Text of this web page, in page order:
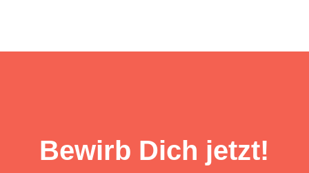
Bewirb Dich jetzt!